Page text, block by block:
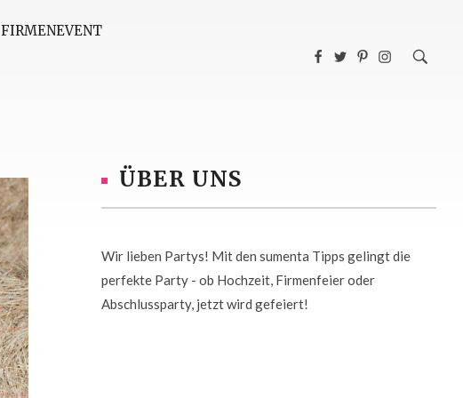
FIRMENEVENT
ÜBER UNS
Wir lieben Partys! Mit den sumenta Tipps gelingt die
perfekte Party - ob Hochzeit, Firmenfeier oder
Abschlussparty, jetzt wird gefeiert!